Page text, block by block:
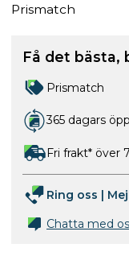
Prismatch
Få det bästa,
Prismatch
365 dagars
Fri frakt* över
Ring oss |
Chatta med